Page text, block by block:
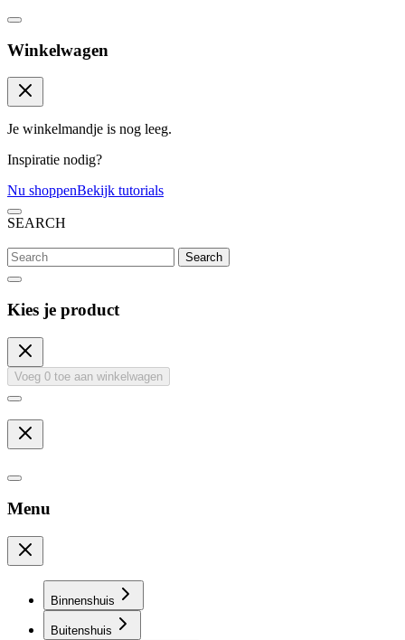
Winkelwagen
Je winkelmandje is nog leeg.
Inspiratie nodig?
Nu shoppenBekijk tutorials
SEARCH
Search
Kies je product
Voeg 0 toe aan winkelwagen
Menu
Binnenshuis
Buitenshuis